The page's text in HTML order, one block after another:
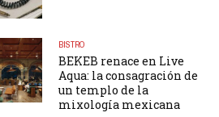
BISTRO
BEKEB renace en Live
Aqua: la consagración de
un templo de la
mixología mexicana
Uno. All rights reserved.